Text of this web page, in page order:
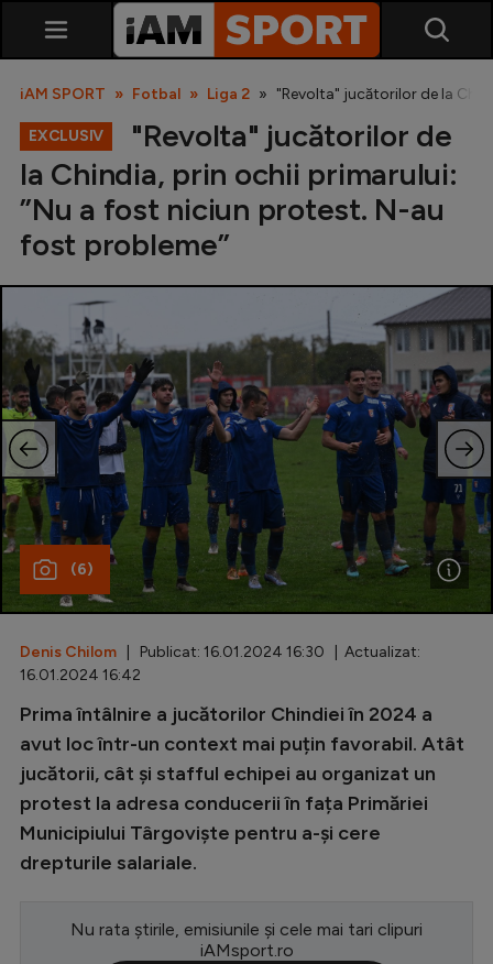
SuperLiga
Cupa României
Echipa Națională
U21
Fotbal feminin
Special
Diverse
Inedit
Clasamente
Champions League
Europa League
Conference League
Premier League
iAM SPORT Fotbal Liga 2 "Revolta" jucătorilor de la
EXCLUSIV
"Revolta" jucătorilor de
la Chindia, prin ochii primarului:
”Nu a fost niciun protest. N-au
fost probleme”
(6)
Denis Chilom | Publicat: 16.01.2024 16:30 | Actualizat:
16.01.2024 16:42
Prima întâlnire a jucătorilor Chindiei în 2024 a
avut loc într-un context mai puțin favorabil. Atât
jucătorii, cât și stafful echipei au organizat un
protest la adresa conducerii în fața Primăriei
Municipiului Târgoviște pentru a-și cere
drepturile salariale.
Nu rata știrile, emisiunile și cele mai tari clipuri
iAMsport.ro